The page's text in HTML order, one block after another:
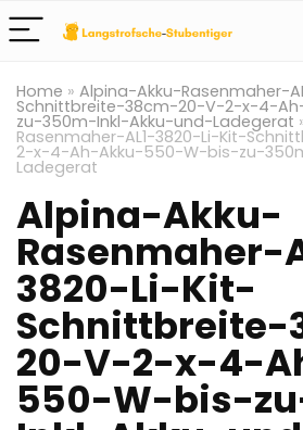
Home » Alpina-Akku-Rasenmaher-
Schnittbreite-38cm-20-V-2-x-4-
zu-350m-Inkl-Akku-und-Ladegerat
Rasenmaher-AL1-3820-Li-Kit-
2-x-4-Ah-Akku-550-W-bis-zu-
Ladegerat
Alpina-Akku-
Rasenmaher-
3820-Li-Kit-
Schnittbreite-
20-V-2-x-4-
550-W-bis-